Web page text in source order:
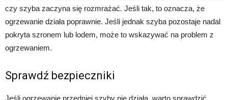
czy szyba zaczyna się rozmrażać. Jeśli tak, to oznacza, że
ogrzewanie działa poprawnie. Jeśli jednak szyba pozostaje nadal
pokryta szronem lub lodem, może to wskazywać na problem z
ogrzewaniem.
Sprawdź bezpieczniki
Jeśli ogrzewanie przedniej szyby nie działa, warto sprawdzić